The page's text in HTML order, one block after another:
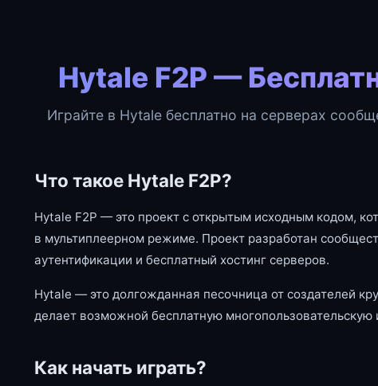
Hytale F2P —
Играйте в Hytale бесплатно на серверах
Что такое Hytale F2P?
Hytale F2P — это проект с открытым исходным кодом,
в мультиплеерном режиме. Проект разработан
аутентификации и бесплатный хостинг серверов.
Hytale — это долгожданная песочница от создателей
делает возможной бесплатную многопользовательскую
Как начать играть?